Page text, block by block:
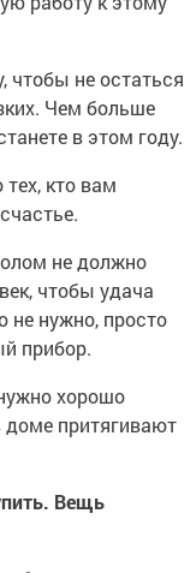
чтобы не остаться
Чем больше
в этом году.
тех, кто вам
не должно
чтобы удача
не нужно, просто
прибор.
хорошо
притягивают
Вещь